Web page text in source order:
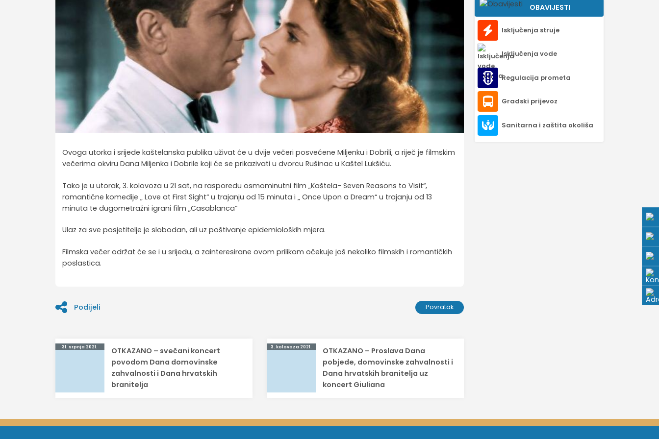
Ovoga utorka i srijede kaštelanska publika uživat će u dvije večeri posvećene Miljenku i Dobrili, a riječ je filmskim
večerima okviru Dana Miljenka i Dobrile koji će se prikazivati u dvorcu Rušinac u Kaštel Lukšiću.
Tako je u utorak, 3. kolovoza u 21 sat, na rasporedu osmominutni film „Kaštela- Seven Reasons to Visit“,
romantične komedije „ Love at First Sight“ u trajanju od 15 minuta i „ Once Upon a Dream“ u trajanju od 13
minuta te dugometražni igrani film „Casablanca“
Ulaz za sve posjetitelje je slobodan, ali uz poštivanje epidemioloških mjera.
Filmska večer održat će se i u srijedu, a zainteresirane ovom prilikom očekuje još nekoliko filmskih i romantičkih
poslastica.
Podijeli Povratak
OBAVIJESTI
Isključenja struje
Isključenja vode
Regulacija prometa
Gradski prijevoz
Sanitarna i zaštita okoliša
Navigacija
31. srpnja 2021.
OTKAZANO – svečani koncert
povodom Dana domovinske
zahvalnosti i Dana hrvatskih
branitelja
3. kolovoza 2021.
OTKAZANO – Proslava Dana
pobjede, domovinske zahvalnosti i
Dana hrvatskih branitelja uz
koncert Giuliana